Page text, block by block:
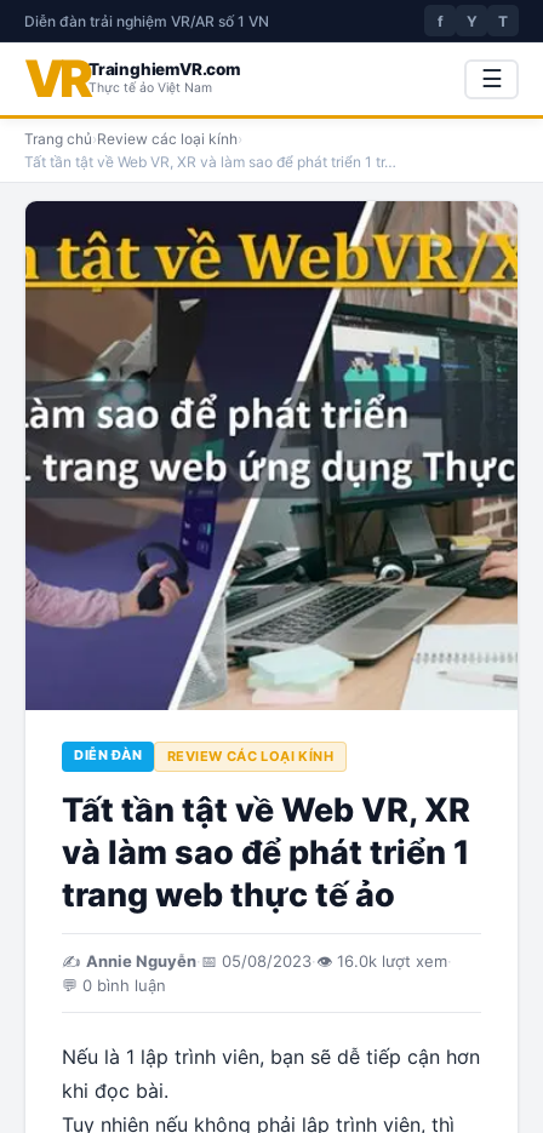
Diễn đàn trải nghiệm VR/AR số 1 VN f Y T
VRTrainghiemVR.com
Thực tế ảo Việt Nam ☰
Trang chủ›Review các loại kính›
Tất tần tật về Web VR, XR và làm sao để phát triển 1 tr…
DIỄN ĐÀN REVIEW CÁC LOẠI KÍNH
Tất tần tật về Web VR, XR
và làm sao để phát triển 1
trang web thực tế ảo
✍️ Annie Nguyễn·📅 05/08/2023·👁 16.0k lượt xem·
💬 0 bình luận
Nếu là 1 lập trình viên, bạn sẽ dễ tiếp cận hơn
khi đọc bài.
Tuy nhiên nếu không phải lập trình viên, thì